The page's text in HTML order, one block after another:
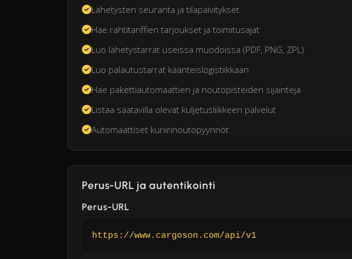
Lähetysten seuranta ja tilapäivitykset
Hae rahtitariffien tarjoukset ja toimitusajat
Luo lähetystarrat useissa muodoissa (PDF, PNG, ZPL)
Luo palautustarrat käänteislogistiikkaan
Hae pakettiautomaattien ja noutopisteiden sijainteja
Listaa saatavilla olevat kuljetusliikkeen palvelut
Automaattiset kuriirinoutopyynnöt
Perus-URL ja autentikointi
Perus-URL
https://www.cargoson.com/api/v1